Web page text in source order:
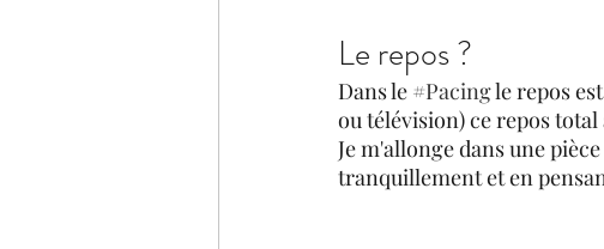
Le repos ?
Dans le #Pacing le repos
ou télévision) ce repos
Je m'allonge dans une
tranquillement et en